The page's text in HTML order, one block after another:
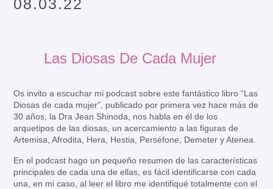
08.03.22
Las Diosas De Cada Mujer
Os invito a escuchar mi podcast sobre este fantástico libro “Las
Diosas de cada mujer”, publicado por primera vez hace más de
30 años, la Dra Jean Shinoda, nos habla en él de los
arquetipos de las diosas, un acercamiento a las figuras de
Artemisa, Afrodita, Hera, Hestia, Perséfone, Demeter y Atenea.
En el podcast hago un pequeño resumen de las características
principales de cada una de ellas, es fácil identificarse con cada
una, en mi caso, al leer el libro me identifiqué totalmente con el